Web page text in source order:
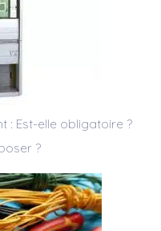
: Est-elle obligatoire ?
?